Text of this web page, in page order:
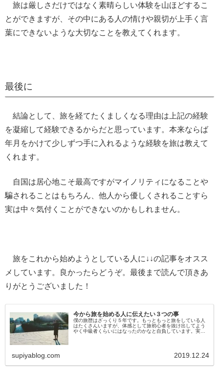
旅は厳しさだけではなく素晴らしい体験を山ほどするこ
とができますが、その中にある人の情けや親切が上手く言
葉にできないような大切なことを教えてくれます。
最後に
結論として、旅を経てたくましくなる理由は上記の経験
を凝縮して経験できるからだと思っています。本来ならば
年月をかけて少しずつ手に入れるような経験を旅は教えて
くれます。
自国は居心地こそ最高ですがマイノリティになることや
騙されることはもちろん、他人から優しくされることすら
実は中々気付くことができないのかもしれません。
旅をこれから始めようとしている人に↓↓の記事をオスス
メしています。良かったらどうぞ。最後まで読んで頂きあ
りがとうございました！
今から旅を始める人に伝えたい３つの事
僕の旅歴はざっくり５年です。もっともっと旅をしている人
はたくさんいますが、体感として旅初心者を抜け出してよう
やく中級者くらいにはなったのかなと自負しています。実は
supiyablog.com 2019.12.24